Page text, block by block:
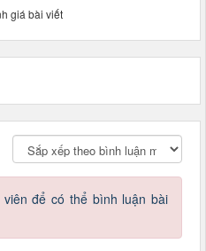
giá bài viết
để có thể bình luận bài